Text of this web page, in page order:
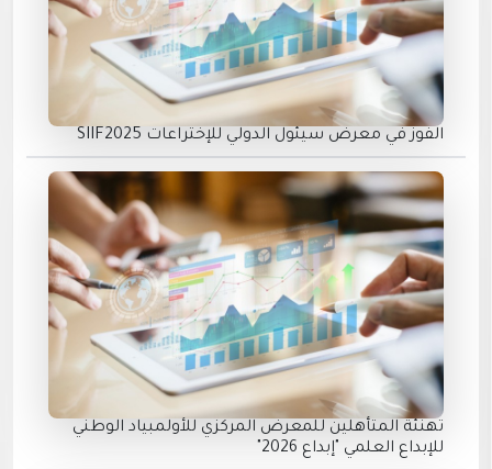
الفوز في معرض سيئول الدولي للإختراعات SIIF2025
تهنئة المتأهلين للمعرض المركزي للأولمبياد الوطني
للإبداع العلمي "إبداع 2026"